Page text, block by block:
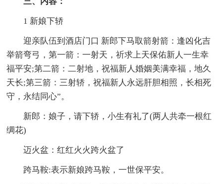
1 新娘下轿
迎亲队伍到酒店门口 新郎下马取箭射箭：逢凶化吉
举箭弯弓，第一箭：一射天，祈求上天保佑新人一生幸
福平安;第二箭：二射地，祝福新人婚姻美满幸福，地久
天长;第三箭：三射轿，祝福新人永远肝胆相照，长相死
守，永结同心”。
新郎：娘子，请下轿，小生有礼了(两人共牵一根红
绸花)
迈火盆：红红火火跨火盆了
跨马鞍:表示新娘跨马鞍，一世保平安。